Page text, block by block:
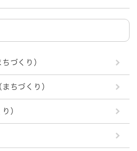
づくり）
ちづくり）
）